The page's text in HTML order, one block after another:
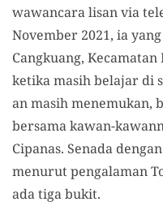
wawancara lisan via
November 2021, ia
Cangkuang,
ketika masih belajar di
an masih menemukan,
bersama kawan-
Cipanas. Senada
menurut pengalaman
ada tiga bukit.